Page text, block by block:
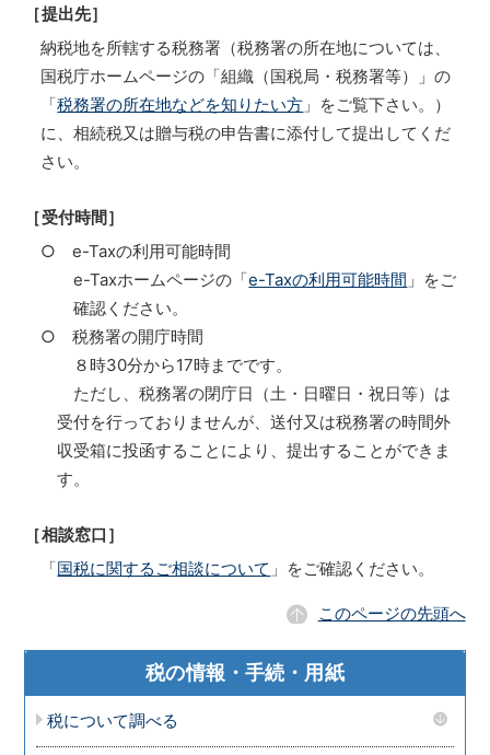
［提出先］
納税地を所轄する税務署（税務署の所在地については、
国税庁ホームページの「組織（国税局・税務署等）」の
「税務署の所在地などを知りたい方 」をご覧下さい。）
に、相続税又は贈与税の申告書に添付して提出してくだ
さい。
［受付時間］
○ e-Taxの利用可能時間
e-Taxホームページの「e-Taxの利用可能時間 」をご
確認ください。
○ 税務署の開庁時間
８時30分から17時までです。
ただし、税務署の閉庁日（土・日曜日・祝日等）は
受付を行っておりませんが、送付又は税務署の時間外
収受箱に投函することにより、提出することができま
す。
［相談窓口］
「国税に関するご相談について 」をご確認ください。
このページの先頭へ
税の情報・手続・用紙
税について調べる